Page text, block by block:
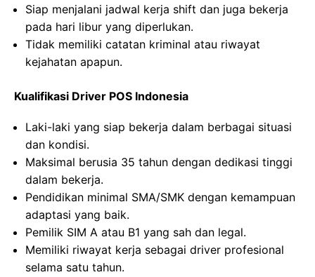
Siap menjalani jadwal kerja shift dan juga bekerja
pada hari libur yang diperlukan.
Tidak memiliki catatan kriminal atau riwayat
kejahatan apapun.
Kualifikasi Driver POS Indonesia
Laki-laki yang siap bekerja dalam berbagai situasi
dan kondisi.
Maksimal berusia 35 tahun dengan dedikasi tinggi
dalam bekerja.
Pendidikan minimal SMA/SMK dengan kemampuan
adaptasi yang baik.
Pemilik SIM A atau B1 yang sah dan legal.
Memiliki riwayat kerja sebagai driver profesional
selama satu tahun.